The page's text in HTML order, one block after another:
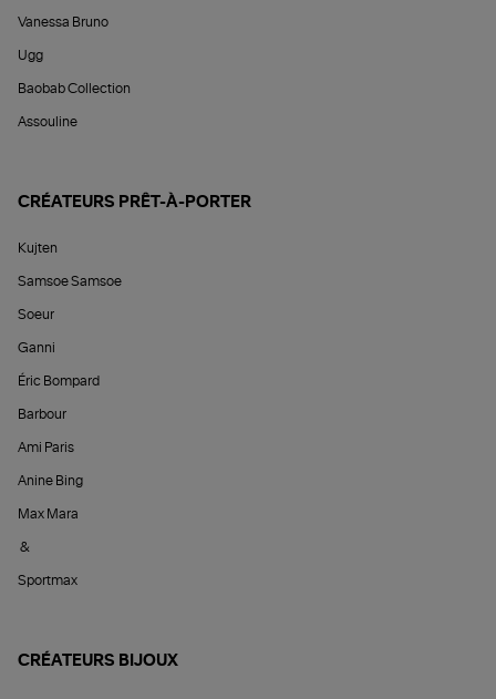
Vanessa Bruno
Ugg
Baobab Collection
Assouline
CRÉATEURS PRÊT-À-PORTER
Kujten
Samsoe Samsoe
Soeur
Ganni
Éric Bompard
Barbour
Ami Paris
Anine Bing
Max Mara
&
Sportmax
CRÉATEURS BIJOUX